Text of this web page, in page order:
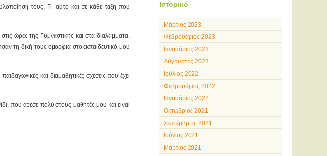
τους. Γι` αυτό και σε κάθε τάξη που
ώρες της Γυμναστικής και στα διαλείμματα,
τη δική τους ομορφιά στο εκπαιδευτικό μου
και διαμαθητικές σχέσεις που έχει
που άρεσε πολύ στους μαθητές μου και είναι
Ιστορικό
Μάρτιος 2023
Φεβρουάριος 2023
Ιανουάριος 2023
Αύγουστος 2022
Ιούλιος 2022
Φεβρουάριος 2022
Ιανουάριος 2022
Οκτώβριος 2021
Σεπτέμβριος 2021
Ιούνιος 2021
Μάρτιος 2021